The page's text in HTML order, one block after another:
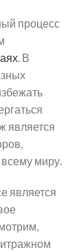
процесс
. В
является
миру.
является